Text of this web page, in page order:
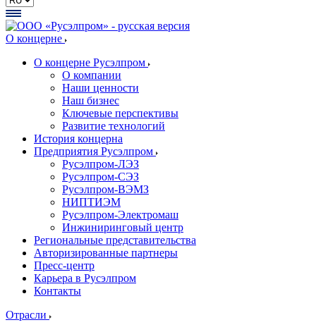
О концерне
О концерне Русэлпром
О компании
Наши ценности
Наш бизнес
Ключевые перспективы
Развитие технологий
История концерна
Предприятия Русэлпром
Русэлпром-ЛЭЗ
Русэлпром-СЭЗ
Русэлпром-ВЭМЗ
НИПТИЭМ
Русэлпром-Электромаш
Инжиниринговый центр
Региональные представительства
Авторизированные партнеры
Пресс-центр
Карьера в Русэлпром
Контакты
Отрасли